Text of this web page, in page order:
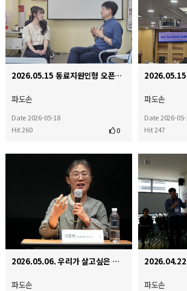
2026.05.15 동료지원인형 오픈다이얼로그 인터비전
파도손
Date 2026-05-18
Hit 260
0
파도손
Date 2026-
Hit 247
2026.05.06. 우리가 살고싶은 세상 정신장애인 마을에서 함께 살다
파도손 파도손